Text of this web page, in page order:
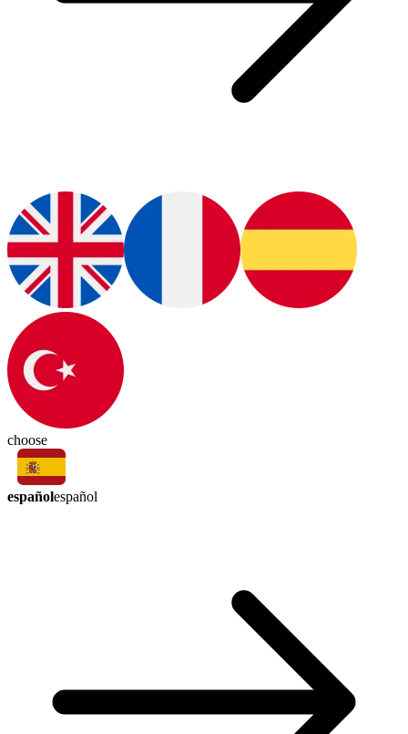
choose
españolespañol